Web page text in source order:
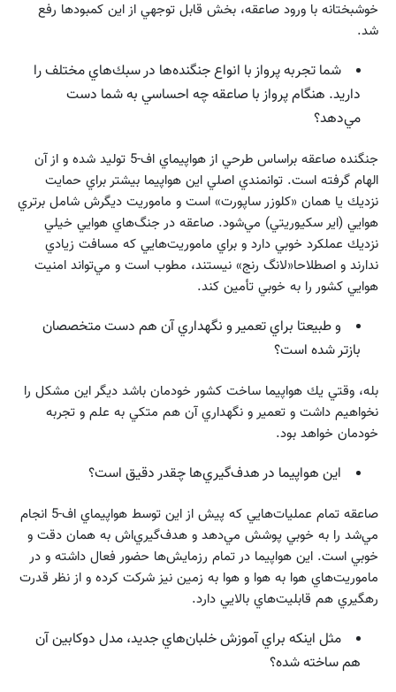
خوشبختانه با ورود صاعقه، بخش قابل توجهي از اين كمبودها رفع
شد.
شما تجربه پرواز با انواع جنگنده‌ها در سبك‌هاي مختلف را
داريد. هنگام پرواز با صاعقه چه احساسي به شما دست
مي‌دهد؟
جنگنده صاعقه براساس طرحي از هواپيماي اف-5 توليد شده و از آن
الهام گرفته است. توانمندي اصلي اين هواپيما بيشتر براي حمايت
نزديك يا همان «كلوزر ساپورت» است و ماموريت ديگرش شامل برتري
هوايي (اير سكيوريتي) مي‌شود. صاعقه در جنگ‌هاي هوايي خيلي
نزديك عملكرد خوبي دارد و براي ماموريت‌هايي كه مسافت زيادي
ندارند و اصطلاحا«لانگ رنج» نيستند، مطوب است و مي‌تواند امنيت
هوايي كشور را به خوبي تأمين كند.
و طبيعتا براي تعمير و نگهداري آن هم دست متخصصان
بازتر شده است؟
بله، وقتي يك هواپيما ساخت كشور خودمان باشد ديگر اين مشكل را
نخواهيم داشت و تعمير و نگهداري آن هم متكي به علم و تجربه
‌خودمان خواهد بود.
اين هواپيما در هدف‌گيري‌ها چقدر دقيق است؟
صاعقه تمام عمليات‌هايي كه پيش از اين توسط هواپيماي اف-5 انجام
مي‌شد را به خوبي پوشش مي‌دهد و هدف‌گيري‌اش به همان دقت و
خوبي است. اين هواپيما در تمام رزمايش‌ها حضور فعال داشته و در
ماموريت‌هاي هوا به هوا و هوا به زمين نيز شركت كرده و از نظر قدرت
رهگيري هم قابليت‌هاي بالايي دارد.
مثل اينكه براي آموزش خلبان‌هاي جديد، مدل دوكابين آن
هم ساخته شده؟